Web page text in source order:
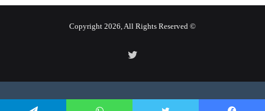
© Copyright 2026, All Rights Reserved